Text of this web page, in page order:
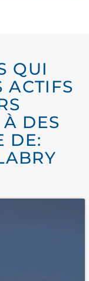
QUI
ACTIFS
DES
DE: